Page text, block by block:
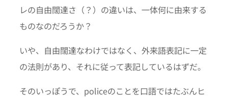
レの自由闊達さ（？）の違いは、一体何に由来する
ものなのだろうか？
いや、自由闊達なわけではなく、外来語表記に一定
の法則があり、それに従って表記しているはずだ。
そのいっぽうで、policeのことを口語ではたぶんヒ